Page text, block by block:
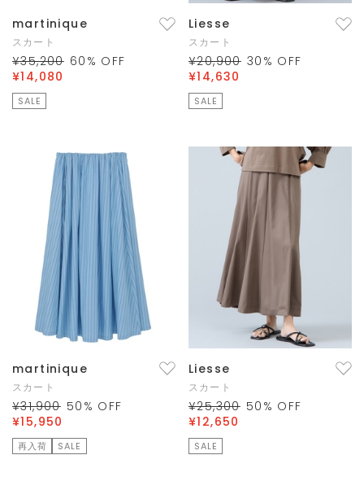
martinique
スカート
¥35,200 60 % OFF
¥14,080
SALE
Liesse
スカート
¥20,900 30 % OFF
¥14,630
SALE
martinique
スカート
¥31,900 50 % OFF
¥15,950
再入荷 SALE
Liesse
スカート
¥25,300 50 % OFF
¥12,650
SALE